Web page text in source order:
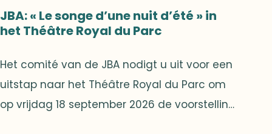
JBA: « Le songe d’une nuit d’été » in
het Théâtre Royal du Parc
Het comité van de JBA nodigt u uit voor een
uitstap naar het Théâtre Royal du Parc om
op vrijdag 18 september 2026 de voorstelling